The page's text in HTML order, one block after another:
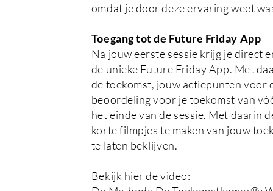
omdat je door deze ervaring weet
Toegang tot de Future Friday App
Na jouw eerste sessie krijg je direct
de unieke Future Friday App. Met
de toekomst, jouw actiepunten voor
beoordeling voor je toekomst van
het einde van de sessie. Met daarin
korte filmpjes te maken van jouw
te laten beklijven.
Bekijk hier de video: